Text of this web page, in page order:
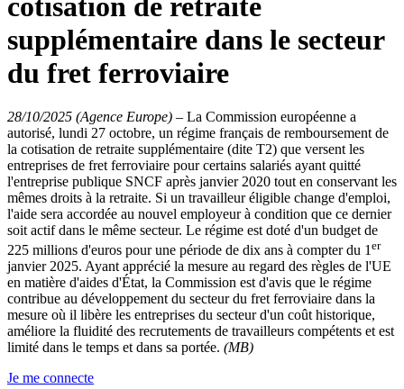
supplémentaire dans le secteur
du fret ferroviaire
28/10/2025 (Agence Europe) – La Commission européenne a
autorisé, lundi 27 octobre, un régime français de remboursement de
la cotisation de retraite supplémentaire (dite T2) que versent les
entreprises de fret ferroviaire pour certains salariés ayant quitté
l'entreprise publique SNCF après janvier 2020 tout en conservant les
mêmes droits à la retraite. Si un travailleur éligible change d'emploi,
l'aide sera accordée au nouvel employeur à condition que ce dernier
soit actif dans le même secteur. Le régime est doté d'un budget de
225 millions d'euros pour une période de dix ans à compter du 1 er
janvier 2025. Ayant apprécié la mesure au regard des règles de l'UE
en matière d'aides d'État, la Commission est d'avis que le régime
contribue au développement du secteur du fret ferroviaire dans la
mesure où il libère les entreprises du secteur d'un coût historique,
améliore la fluidité des recrutements de travailleurs compétents et est
limité dans le temps et dans sa portée. (MB)
Je me connecte